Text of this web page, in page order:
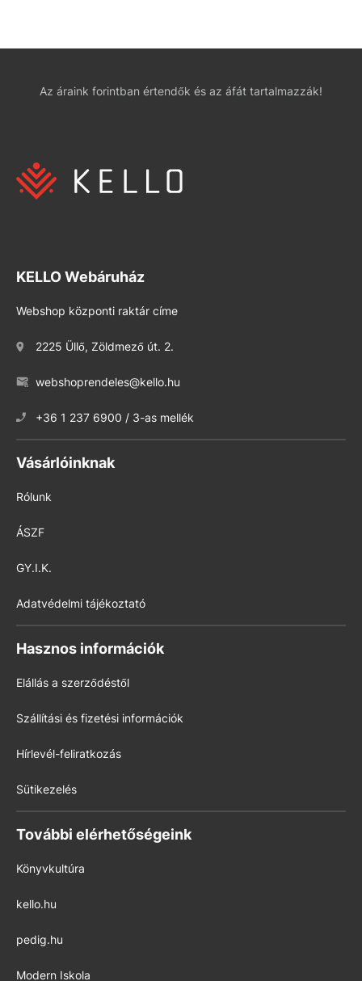
Az áraink forintban értendők és az áfát tartalmazzák!
KELLO Webáruház
Webshop központi raktár címe
2225 Üllő, Zöldmező út. 2.
webshoprendeles@kello.hu
+36 1 237 6900 / 3-as mellék
Vásárlóinknak
Rólunk
ÁSZF
GY.I.K.
Adatvédelmi tájékoztató
Hasznos információk
Elállás a szerződéstől
Szállítási és fizetési információk
Hírlevél-feliratkozás
Sütikezelés
További elérhetőségeink
Könyvkultúra
kello.hu
pedig.hu
Modern Iskola